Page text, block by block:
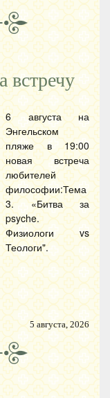
встречу
6 августа на
Энгельском
пляже в 19:00
новая встреча
любителей
философии:Тема
3. «Битва за
psyche.
Физиологи vs
Теологи".
5 августа, 2026